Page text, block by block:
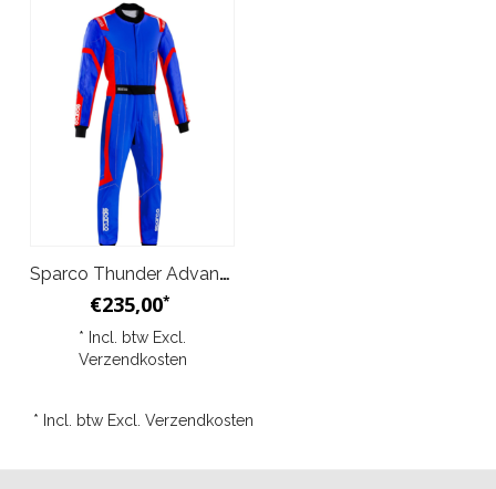
Sparco Thunder Advanced Overall Blauw Rood
€235,00*
* Incl. btw Excl.
Verzendkosten
* Incl. btw Excl. Verzendkosten